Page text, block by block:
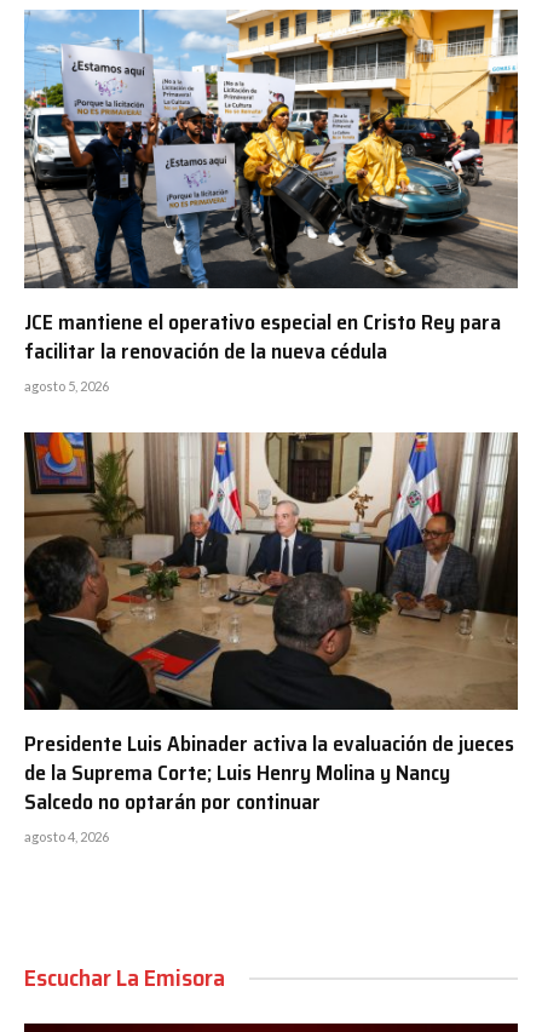
JCE mantiene el operativo especial en Cristo Rey para
facilitar la renovación de la nueva cédula
agosto 5, 2026
Presidente Luis Abinader activa la evaluación de jueces
de la Suprema Corte; Luis Henry Molina y Nancy
Salcedo no optarán por continuar
agosto 4, 2026
Escuchar La Emisora